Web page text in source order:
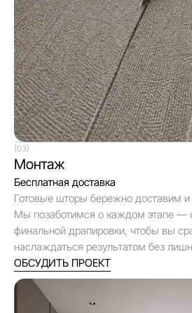
(03)
Монтаж
Бесплатная доставка
Готовые шторы бережно доставим
Мы позаботимся о каждом этапе —
финальной драпировки, чтобы вы
наслаждаться результатом без
ОБСУДИТЬ ПРОЕКТ